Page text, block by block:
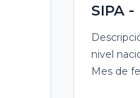
SIPA
nivel
Mes de